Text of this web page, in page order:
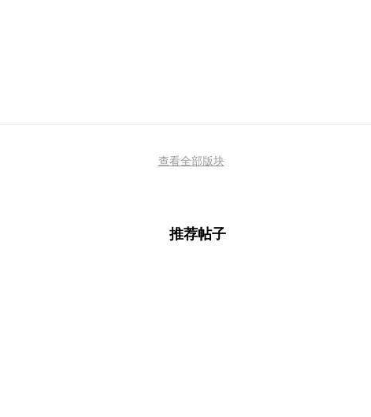
查看全部版块
推荐帖子